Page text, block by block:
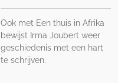
Ook met Een thuis in Afrika
bewijst Irma Joubert weer
geschiedenis met een hart
te schrijven.